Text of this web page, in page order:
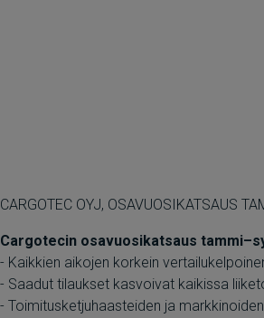
CARGOTEC OYJ, OSAVUOSIKATSAUS
Cargotecin osavuosikatsaus
- Kaikkien aikojen korkein
- Saadut tilaukset kasvoivat kaikissa
- Toimitusketjuhaasteiden ja